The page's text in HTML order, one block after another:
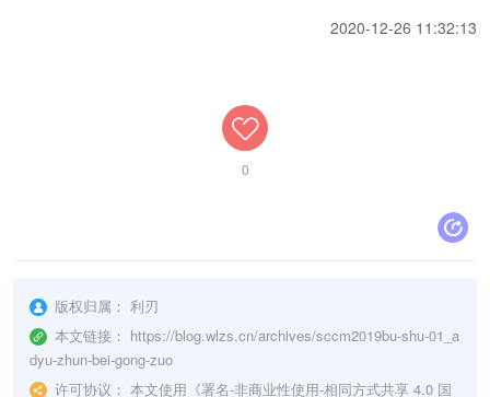
2020-12-26 11:32:13
0
版权归属： 利刃
本文链接： https://blog.wlzs.cn/archives/sccm2019bu-shu-01_a
dyu-zhun-bei-gong-zuo
许可协议： 本文使用《署名-非商业性使用-相同方式共享 4.0 国